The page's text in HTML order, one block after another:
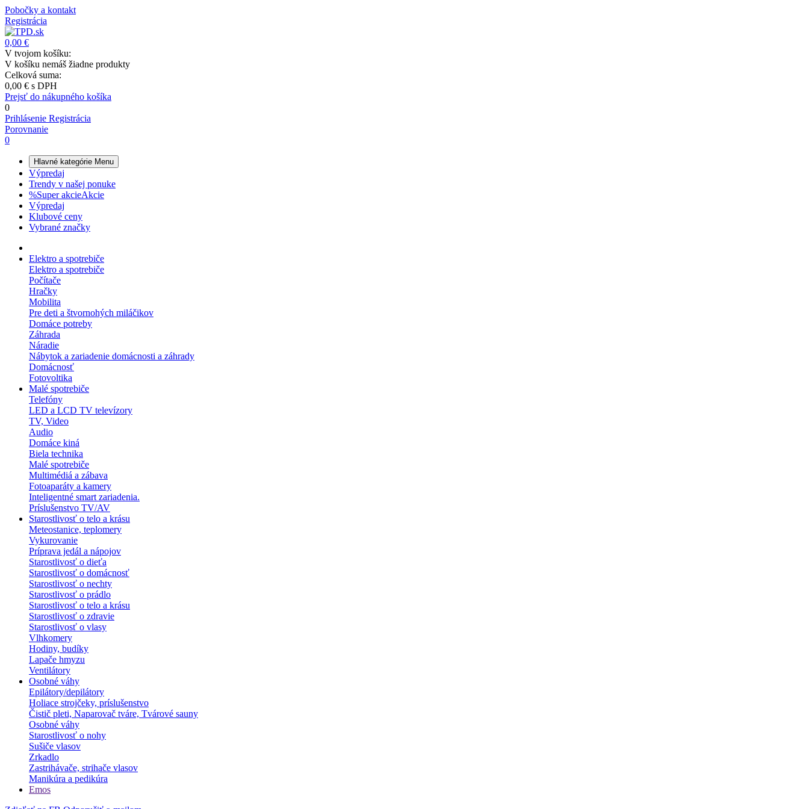
Pobočky a kontakt
Registrácia
0,00 €
V tvojom košíku:
V košíku nemáš žiadne produkty
Celková suma:
0,00 € s DPH
Prejsť do nákupného košíka
0
Prihlásenie Registrácia
Porovnanie
0
Hlavné kategórie Menu
Výpredaj
Trendy v našej ponuke
%Super akcieAkcie
Výpredaj
Klubové ceny
Vybrané značky
Elektro a spotrebiče
Elektro a spotrebiče
Počítače
Hračky
Mobilita
Pre deti a štvornohých miláčikov
Domáce potreby
Záhrada
Náradie
Nábytok a zariadenie domácnosti a záhrady
Domácnosť
Fotovoltika
Malé spotrebiče
Telefóny
LED a LCD TV televízory
TV, Video
Audio
Domáce kiná
Biela technika
Malé spotrebiče
Multimédiá a zábava
Fotoaparáty a kamery
Inteligentné smart zariadenia.
Príslušenstvo TV/AV
Starostlivosť o telo a krásu
Meteostanice, teplomery
Vykurovanie
Príprava jedál a nápojov
Starostlivosť o dieťa
Starostlivosť o domácnosť
Starostlivosť o nechty
Starostlivosť o prádlo
Starostlivosť o telo a krásu
Starostlivosť o zdravie
Starostlivosť o vlasy
Vlhkomery
Hodiny, budíky
Lapače hmyzu
Ventilátory
Osobné váhy
Epilátory/depilátory
Holiace strojčeky, príslušenstvo
Čistič pleti, Naparovač tváre, Tvárové sauny
Osobné váhy
Starostlivosť o nohy
Sušiče vlasov
Zrkadlo
Zastrihávače, strihače vlasov
Manikúra a pedikúra
Emos